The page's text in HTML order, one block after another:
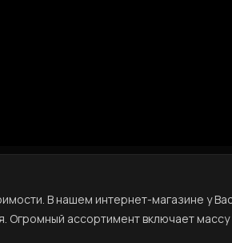
В нашем интернет-магазине у
ассортимент включает массу